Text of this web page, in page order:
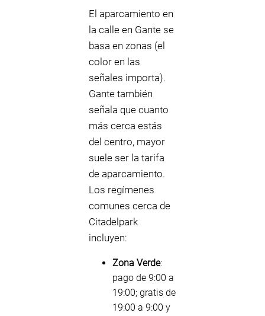
El aparcamiento en
la calle en Gante se
basa en zonas (el
color en las
señales importa).
Gante también
señala que cuanto
más cerca estás
del centro, mayor
suele ser la tarifa
de aparcamiento.
Los regímenes
comunes cerca de
Citadelpark
incluyen:
Zona Verde:
pago de 9:00 a
19:00; gratis de
19:00 a 9:00 y